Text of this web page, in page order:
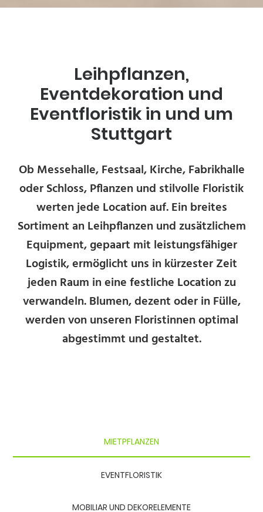
Leihpflanzen,
Eventdekoration und
Eventfloristik in und um
Stuttgart
Ob Messehalle, Festsaal, Kirche, Fabrikhalle
oder Schloss, Pflanzen und stilvolle Floristik
werten jede Location auf. Ein breites
Sortiment an Leihpflanzen und zusätzlichem
Equipment, gepaart mit leistungsfähiger
Logistik, ermöglicht uns in kürzester Zeit
jeden Raum in eine festliche Location zu
verwandeln. Blumen, dezent oder in Fülle,
werden von unseren Floristinnen optimal
abgestimmt und gestaltet.
MIETPFLANZEN
EVENTFLORISTIK
MOBILIAR UND DEKORELEMENTE